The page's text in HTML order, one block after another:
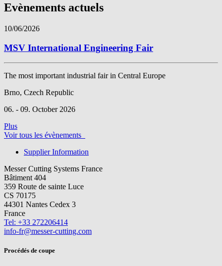
Evènements actuels
10/06/2026
MSV International Engineering Fair
The most important industrial fair in Central Europe
Brno, Czech Republic
06. - 09. October 2026
Plus
Voir tous les évènements
Supplier Information
Messer Cutting Systems France
Bâtiment 404
359 Route de sainte Luce
CS 70175
44301 Nantes Cedex 3
France
Tel: +33 272206414
info-fr@messer-cutting.com
Procédés de coupe